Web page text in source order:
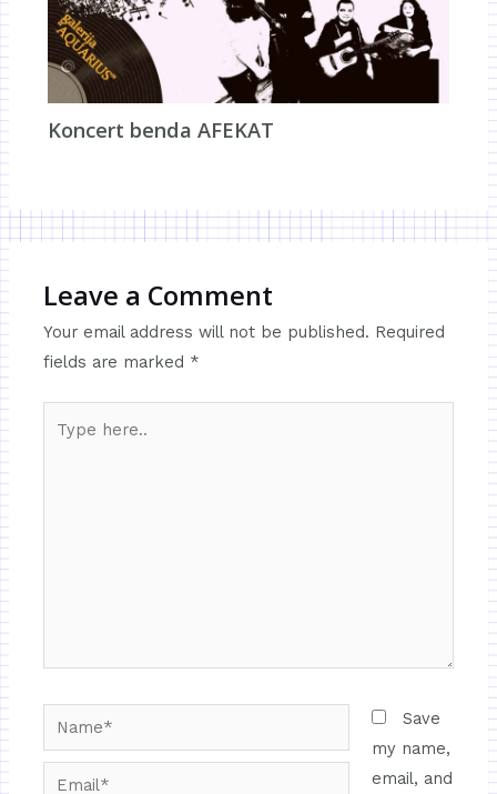
Koncert benda AFEKAT
Leave a Comment
Your email address will not be published. Required
fields are marked *
Save
my name,
email, and